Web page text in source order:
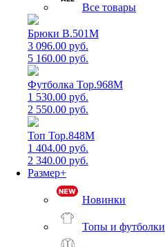
Все товары
Брюки B.501M
3 096.00 руб.
5 160.00 руб.
Футболка Top.968M
1 530.00 руб.
2 550.00 руб.
Топ Top.848M
1 404.00 руб.
2 340.00 руб.
Размер+
Новинки
Топы и футболки